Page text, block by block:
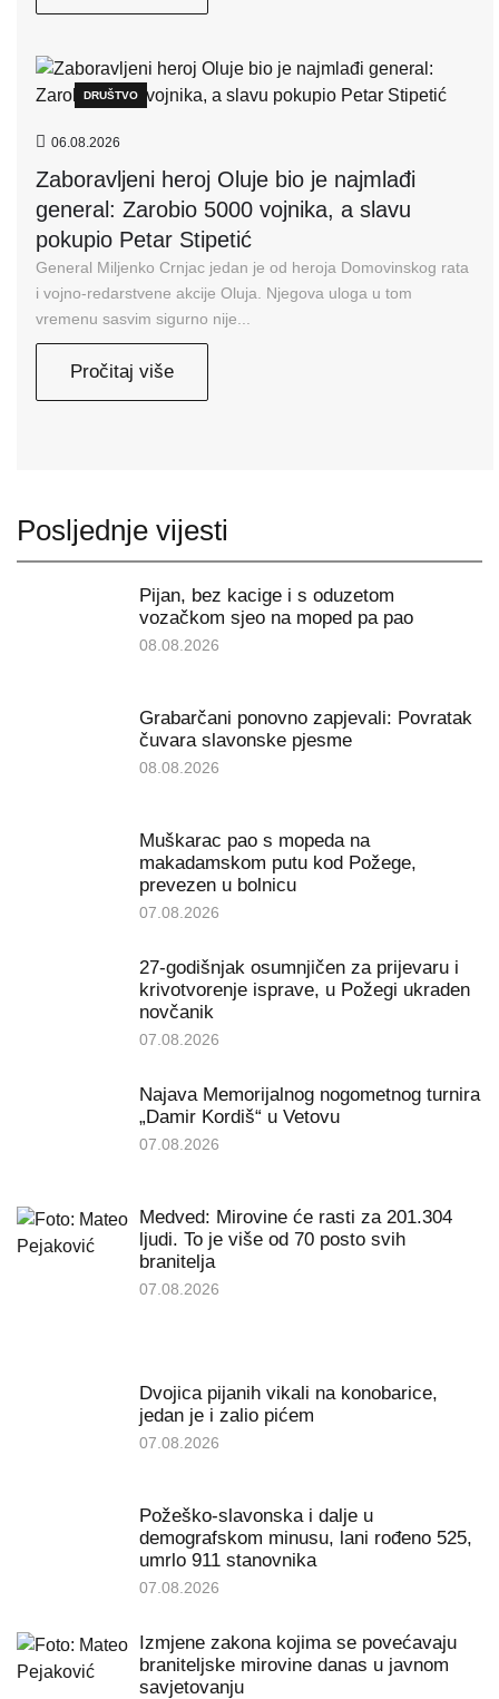
DRUŠTVO
06.08.2026
Zaboravljeni heroj Oluje bio je najmlađi
general: Zarobio 5000 vojnika, a slavu
pokupio Petar Stipetić
General Miljenko Crnjac jedan je od heroja Domovinskog rata
i vojno-redarstvene akcije Oluja. Njegova uloga u tom
vremenu sasvim sigurno nije...
Pročitaj više
Posljednje vijesti
Pijan, bez kacige i s oduzetom
vozačkom sjeo na moped pa pao
08.08.2026
Grabarčani ponovno zapjevali: Povratak
čuvara slavonske pjesme
08.08.2026
Muškarac pao s mopeda na
makadamskom putu kod Požege,
prevezen u bolnicu
07.08.2026
27-godišnjak osumnjičen za prijevaru i
krivotvorenje isprave, u Požegi ukraden
novčanik
07.08.2026
Najava Memorijalnog nogometnog turnira
„Damir Kordiš“ u Vetovu
07.08.2026
Medved: Mirovine će rasti za 201.304
ljudi. To je više od 70 posto svih
branitelja
07.08.2026
Dvojica pijanih vikali na konobarice,
jedan je i zalio pićem
07.08.2026
Požeško-slavonska i dalje u
demografskom minusu, lani rođeno 525,
umrlo 911 stanovnika
07.08.2026
Izmjene zakona kojima se povećavaju
braniteljske mirovine danas u javnom
savjetovanju